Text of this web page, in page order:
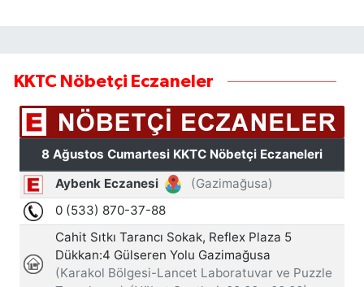
KKTC Nöbetçi Eczaneler